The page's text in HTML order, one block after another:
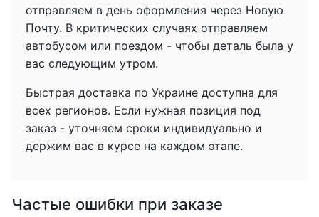
отправляем в день оформления через Новую
Почту. В критических случаях отправляем
автобусом или поездом - чтобы деталь была у
вас следующим утром.
Быстрая доставка по Украине доступна для
всех регионов. Если нужная позиция под
заказ - уточняем сроки индивидуально и
держим вас в курсе на каждом этапе.
Частые ошибки при заказе